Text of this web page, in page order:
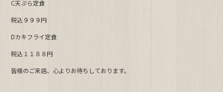
b
o
o
k
C天ぷら定食
税込９９９円
Dカキフライ定食
税込１１８８円
皆様のご来店、心よりお待ちしております。